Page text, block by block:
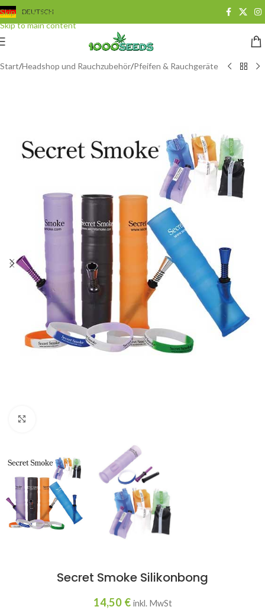
Skip to navigation
Skip to main content
DEUTSCH
Start/Headshop und Rauchzubehör/Pfeifen & Rauchgeräte
Secret Smoke Silikonbong
14,50 € inkl. MwSt